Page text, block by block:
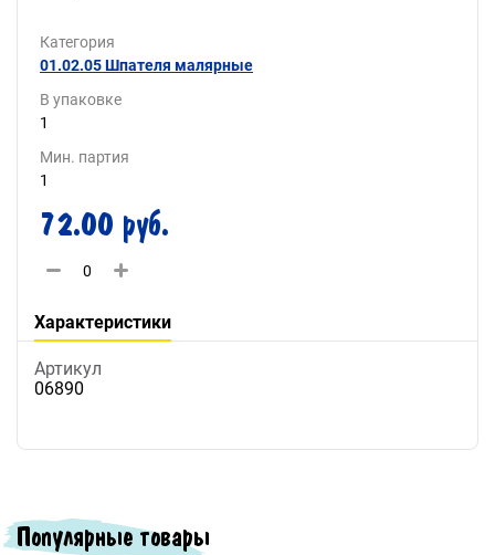
Категория
01.02.05 Шпателя малярные
В упаковке
1
Мин. партия
1
72.00 руб.
Характеристики
Артикул
06890
Популярные товары